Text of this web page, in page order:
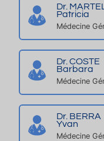
in
e
x
Dr.
Patricia
Médecine
Dr. COSTE
Barbara
Médecine
Dr. BERRA
Yvan
Médecine